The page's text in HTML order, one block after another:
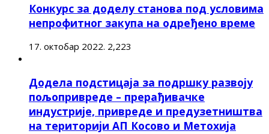
Конкурс за доделу станова под условима
непрофитног закупа на одређено време
17. октобар 2022. 2,223
Додела подстицаја за подршку развоју
пољопривреде – прерађивачке
индустрије, привреде и предузетништва
на територији АП Косово и Метохија